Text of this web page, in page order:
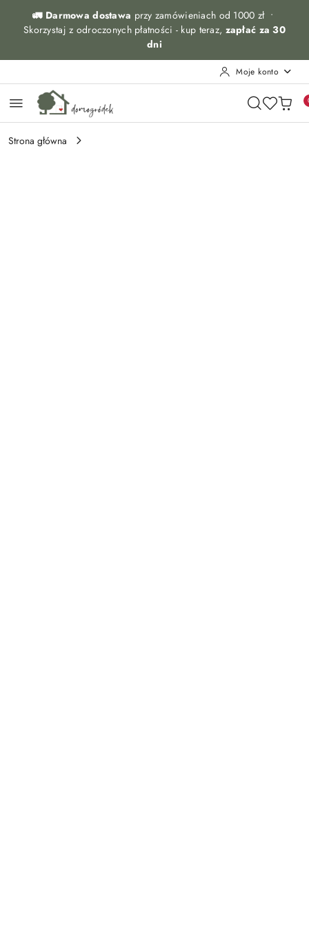
Przejdź do treści głównej
Przejdź do wyszukiwarki
Przejdź do moje konto
Przejdź do menu głównego
Przejdź do opisu produktu
Przejdź do stopki
🚛 Darmowa dostawa przy zamówieniach od 1000 zł •
Skorzystaj z odroczonych płatności - kup teraz, zapłać za 30
dni
Moje konto
Strona główna